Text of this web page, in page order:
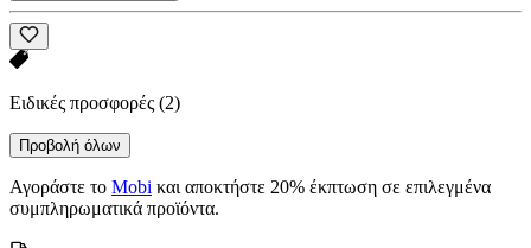
Ειδικές προσφορές (2)
Προβολή όλων
Αγοράστε το Mobi και αποκτήστε 20% έκπτωση σε επιλεγμένα
συμπληρωματικά προϊόντα.